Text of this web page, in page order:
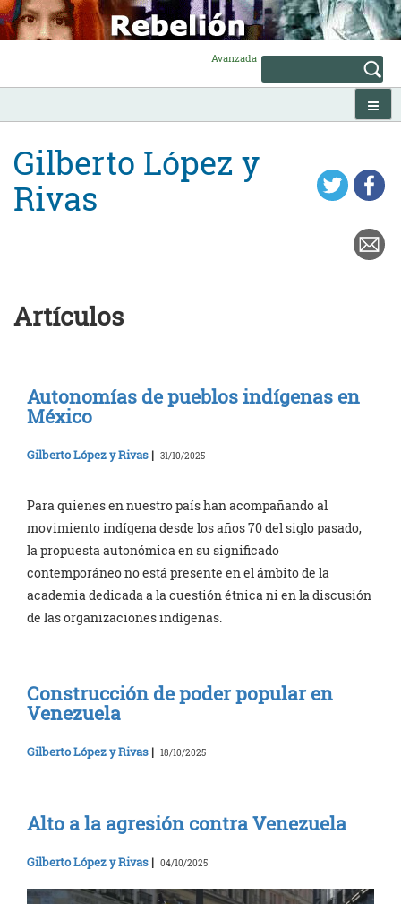
Skip
to
content
Avanzada
Gilberto López y
Rivas
Artículos
Autonomías de pueblos indígenas en
México
Gilberto López y Rivas | 31/10/2025
Para quienes en nuestro país han acompañando al
movimiento indígena desde los años 70 del siglo pasado,
la propuesta autonómica en su significado
contemporáneo no está presente en el ámbito de la
academia dedicada a la cuestión étnica ni en la discusión
de las organizaciones indígenas.
Construcción de poder popular en
Venezuela
Gilberto López y Rivas | 18/10/2025
Alto a la agresión contra Venezuela
Gilberto López y Rivas | 04/10/2025